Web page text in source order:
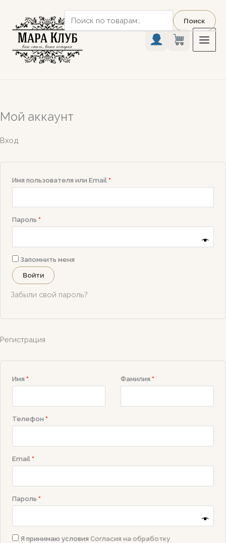
содержимому
Поиск
Мой аккаунт
Вход
Имя пользователя или Email *
Пароль *
Запомнить меня
Войти
Забыли свой пароль?
Регистрация
Имя * Фамилия*
Телефон *
Email *
Пароль *
Я принимаю условия Согласия на обработку